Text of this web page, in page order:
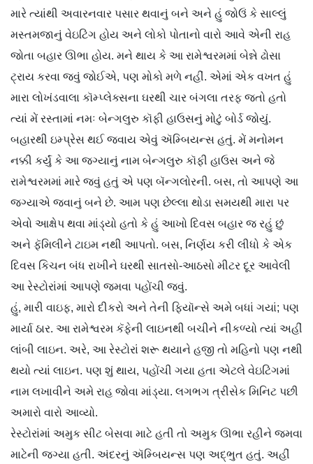
મારે ત્યાંથી અવારનવાર પસાર થવાનું બને અને હું જોઉં કે સાલ્લું
મસ્તમજાનું વેઇટિંગ હોય અને લોકો પોતાનો વારો આવે એની રાહ
જોતા બહાર ઊભા હોય. મને થાય કે આ રામેશ્વરમમાં બેન્ને ઢોસા
ટ્રાય કરવા જવું જોઈએ, પણ મોકો મળે નહીં. એમાં એક વખત હું
મારા લોખંડવાલા કૉમ્પ્લેક્સના ઘરથી ચાર બંગલા તરફ જતો હતો
ત્યાં મેં રસ્તામાં નમઃ બેન્ગલુરુ કૉફી હાઉસનું મોટું બોર્ડ જોયું.
બહારથી ઇમ્પ્રેસ થઈ જવાય એવું ઍમ્બિયન્સ હતું. મેં મનોમન
નક્કી કર્યું કે આ જગ્યાનું નામ બેન્ગલુરુ કૉફી હાઉસ અને જે
રામેશ્વરમમાં મારે જવું હતું એ પણ બૅન્ગલોરની. બસ, તો આપણે આ
જગ્યાએ જવાનું બને છે. આમ પણ છેલ્લા થોડા સમયથી મારા પર
એવો આક્ષેપ થવા માંડ્યો હતો કે હું આખો દિવસ બહાર જ રહું છું
અને ફૅમિલીને ટાઇમ નથી આપતો. બસ, નિર્ણય કરી લીધો કે એક
દિવસ કિચન બંધ રાખીને ઘરથી સાતસો-આઠસો મીટર દૂર આવેલી
આ રેસ્ટોરાંમાં આપણે જમવા પહોંચી જવું.
હું, મારી વાઇફ, મારો દીકરો અને તેની ફિયૉન્સે અમે બધાં ગયાં; પણ
માર્યા ઠાર. આ રામેશ્વરમ કૅફેની લાઇનથી બચીને નીકળ્યો ત્યાં અહીં
લાંબી લાઇન. અરે, આ રેસ્ટોરાં શરૂ થયાને હજી તો મહિનો પણ નથી
થયો ત્યાં લાઇન. પણ શું થાય, પહોંચી ગયા હતા એટલે વેઇટિંગમાં
નામ લખાવીને અમે રાહ જોવા માંડ્યા. લગભગ ત્રીસેક મિનિટ પછી
અમારો વારો આવ્યો.
રેસ્ટોરાંમાં અમુક સીટ બેસવા માટે હતી તો અમુક ઊભા રહીને જમવા
માટેની જગ્યા હતી. અંદરનું ઍમ્બિયન્સ પણ અદ્ભુત હતું. અહીં